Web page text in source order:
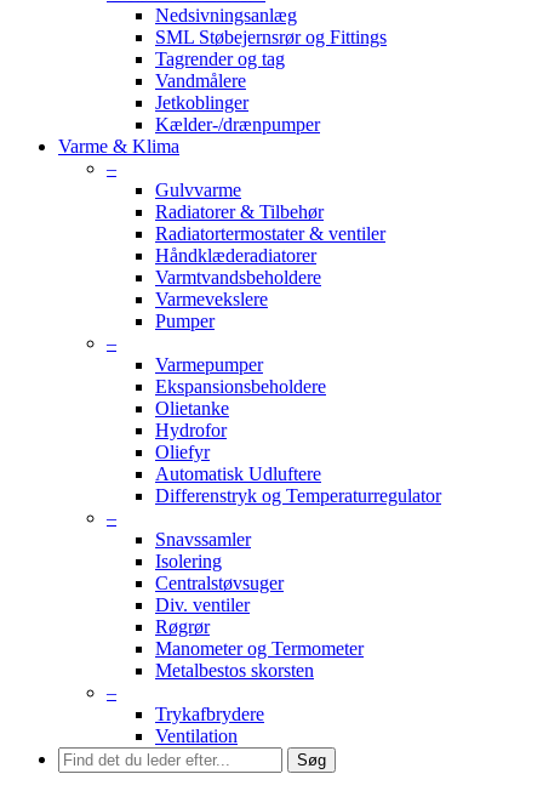
Nedsivningsanlæg
SML Støbejernsrør og Fittings
Tagrender og tag
Vandmålere
Jetkoblinger
Kælder-/drænpumper
Varme & Klima
–
Gulvvarme
Radiatorer & Tilbehør
Radiatortermostater & ventiler
Håndklæderadiatorer
Varmtvandsbeholdere
Varmevekslere
Pumper
–
Varmepumper
Ekspansionsbeholdere
Olietanke
Hydrofor
Oliefyr
Automatisk Udluftere
Differenstryk og Temperaturregulator
–
Snavssamler
Isolering
Centralstøvsuger
Div. ventiler
Røgrør
Manometer og Termometer
Metalbestos skorsten
–
Trykafbrydere
Ventilation
Søg